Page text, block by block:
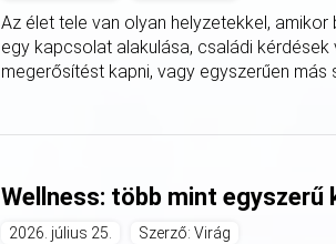
Az élet tele van olyan helyzetekkel, amikor
egy kapcsolat alakulása, családi
megerősítést kapni, vagy egyszerűen
Wellness: több mint egyszerű
2026. július 25. Szerző: Virág